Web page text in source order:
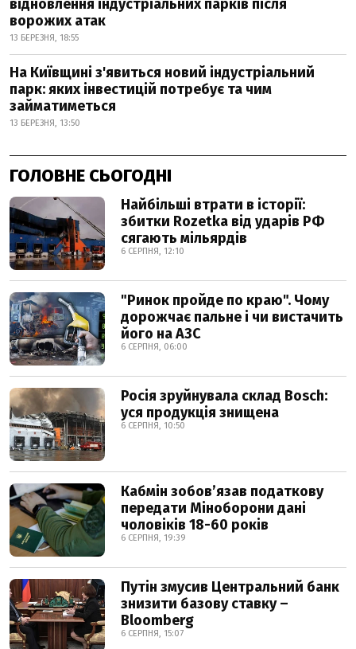
відновлення індустріальних парків після
ворожих атак
13 БЕРЕЗНЯ, 18:55
На Київщині з'явиться новий індустріальний
парк: яких інвестицій потребує та чим
займатиметься
13 БЕРЕЗНЯ, 13:50
ГОЛОВНЕ СЬОГОДНІ
Найбільші втрати в історії:
збитки Rozetka від ударів РФ
сягають мільярдів
6 СЕРПНЯ, 12:10
"Ринок пройде по краю". Чому
дорожчає пальне і чи вистачить
його на АЗС
6 СЕРПНЯ, 06:00
Росія зруйнувала склад Bosch:
уся продукція знищена
6 СЕРПНЯ, 10:50
Кабмін зобовʼязав податкову
передати Міноборони дані
чоловіків 18-60 років
6 СЕРПНЯ, 19:39
Путін змусив Центральний банк
знизити базову ставку –
Bloomberg
6 СЕРПНЯ, 15:07